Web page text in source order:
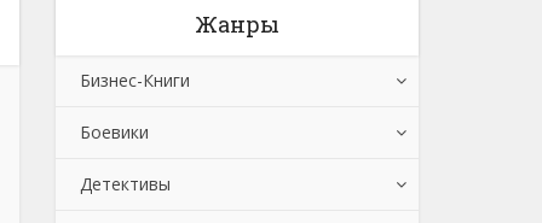
Жанры
Бизнес-Книги
Банковское дело
Бухучет, налогообложение, аудит
Боевики
Боевики: Прочее
Детективы